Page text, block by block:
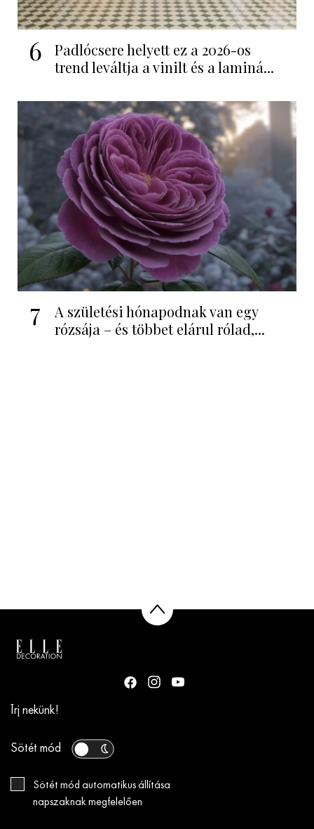
6
Padlócsere helyett ez a 2026-os
trend leváltja a vinilt és a laminá...
7
A születési hónapodnak van egy
rózsája – és többet elárul rólad,...
Írj nekünk!
Sötét mód
Sötét mód automatikus állítása
napszaknak megfelelően